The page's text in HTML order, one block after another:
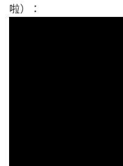
啦）：